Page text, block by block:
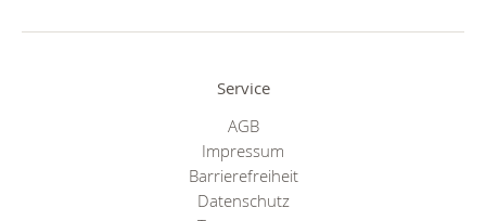
Service
AGB
Impressum
Barrierefreiheit
Datenschutz